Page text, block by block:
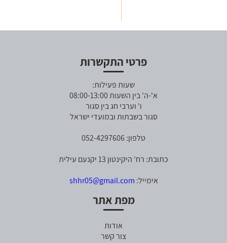
פרטי התקשרות
שעות פעילות:
א'-ה' בין השעות 08:00-13:00
ו' וערבי חג בין סגור
סגור בשבתות ובמועדי ישראל
טלפון: 052-4297606
כתובת: רח' היקינטון 13 יקנעם עילית
אימייל: shhr05@gmail.com
מפת אתר
אודות
צור קשר